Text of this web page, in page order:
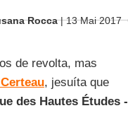
Rocca| 13 Mai 2017
de revolta, mas
, jesuíta que
des Hautes Études -